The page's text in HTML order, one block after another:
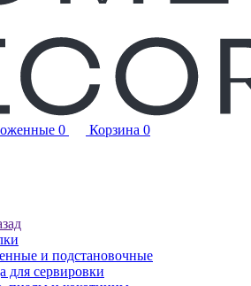
0 Корзина 0
и подстановочные
для сервировки